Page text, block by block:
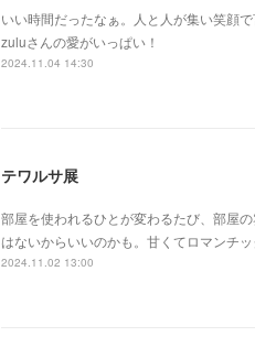
いい時間だったなぁ。人と人が集い笑顔
zuluさんの愛がいっぱい！
2024.11.04 14:30
テワルサ展
部屋を使われるひとが変わるたび、部屋
はないからいいのかも。甘くてロマンチ
2024.11.02 13:00